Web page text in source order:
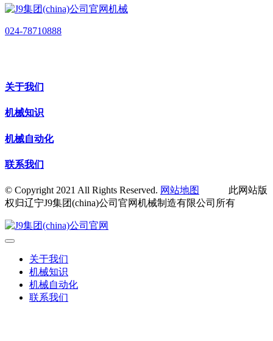
024-78710888
关于我们
机械知识
机械自动化
联系我们
© Copyright 2021 All Rights Reserved. 网站地图
此网站版
权归辽宁J9集团(china)公司官网机械制造有限公司所有
关于我们
机械知识
机械自动化
联系我们